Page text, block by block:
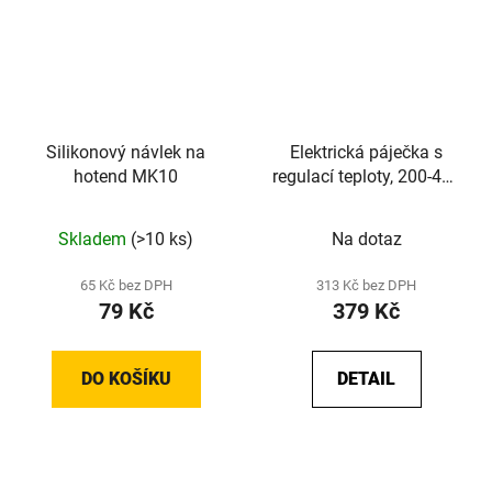
Silikonový návlek na
hotend MK10
Skladem (>10 ks)
65 Kč bez DPH
79 Kč
DO KOŠÍKU
Elektrická páječka s
regulací teploty, 200-450
Na dotaz
313 Kč bez DPH
379 Kč
DETAIL